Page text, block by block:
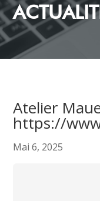
Atelier
https://
Mai 6, 2025